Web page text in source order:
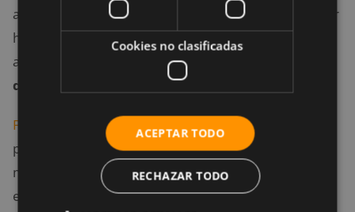
asintomáticos o personas que no tienen ningún dolor
han demostrado no permiten establecer una
asociación entre la
falta de fuerza en el core y el
dolor de espalda
Fortalecer el core
puede o no ayudar a aliviar o
prevenir el dolor lumbar, pero lo importante es
mejorar la eficiencia de cómo te mueves de cara a
evitar el uso excesivo de la espalda. En otras
Cookies no clasificadas
ACEPTAR TODO
RECHAZAR TODO